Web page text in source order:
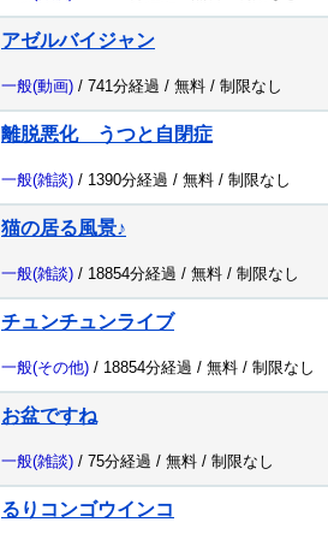
アゼルバイジャン
一般(動画) / 741分経過 / 無料 / 制限なし
離脱悪化 うつと自閉症
一般(雑談) / 1390分経過 / 無料 / 制限なし
猫の居る風景♪
一般(雑談) / 18854分経過 / 無料 / 制限なし
チュンチュンライブ
一般(その他) / 18854分経過 / 無料 / 制限なし
お盆ですね
一般(雑談) / 75分経過 / 無料 / 制限なし
るりコンゴウインコ